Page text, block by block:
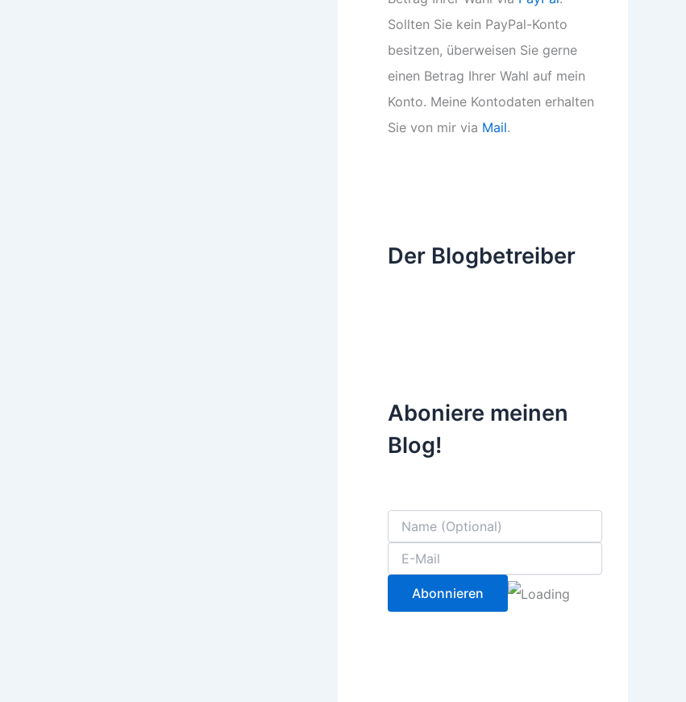
Sollten Sie kein PayPal-Konto
besitzen, überweisen Sie gerne
einen Betrag Ihrer Wahl auf mein
Konto. Meine Kontodaten erhalten
Sie von mir via Mail.
Der Blogbetreiber
Aboniere meinen
Blog!